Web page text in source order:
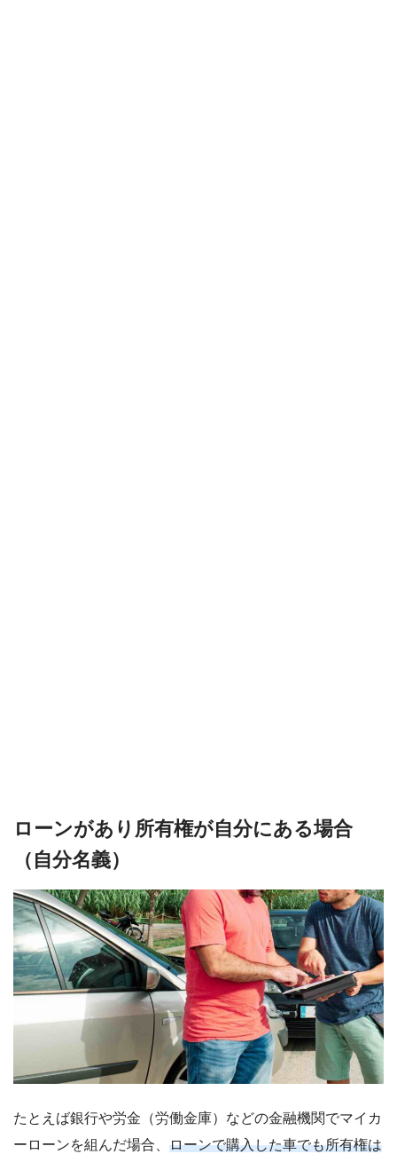
ローンがあり所有権が自分にある場合
（自分名義）
たとえば銀行や労金（労働金庫）などの金融機関でマイカ
ーローンを組んだ場合、 ローンで購入した車でも所有権は